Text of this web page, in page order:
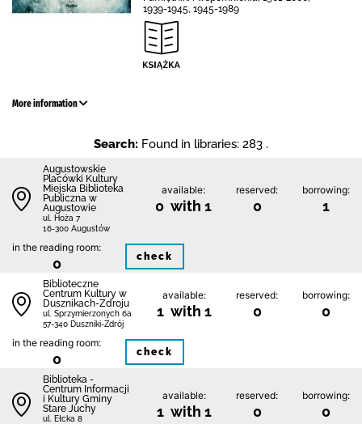
1939-1945, 1945-1989
More information
Search: Found in libraries: 283 .
Augustowskie
Placówki Kultury
Miejska Biblioteka
Publiczna w
Augustowie
ul. Hoża 7
16-300 Augustów
available:
0 with 1
reserved:
0
borrowing:
1
in the reading room:
0 check
Biblioteczne
Centrum Kultury w
Dusznikach-Zdroju
ul. Sprzymierzonych 6a
57-340 Duszniki-Zdrój
available:
1 with 1
reserved:
0
borrowing:
0
in the reading room:
0 check
Biblioteka -
Centrum Informacji
i Kultury Gminy
Stare Juchy
ul. Ełcka 8
available:
1 with 1
reserved:
0
borrowing:
0